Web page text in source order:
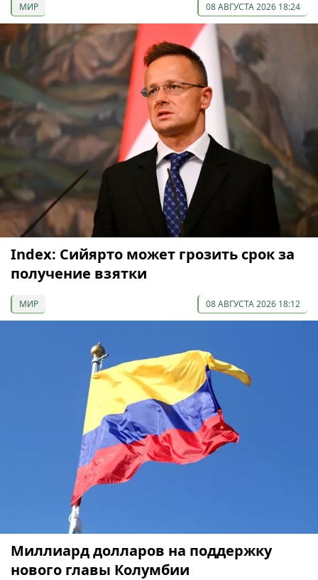
МИР 08 АВГУСТА 2026 18:24
Index: Сийярто может грозить срок за
получение взятки
МИР 08 АВГУСТА 2026 18:12
Миллиард долларов на поддержку
нового главы Колумбии